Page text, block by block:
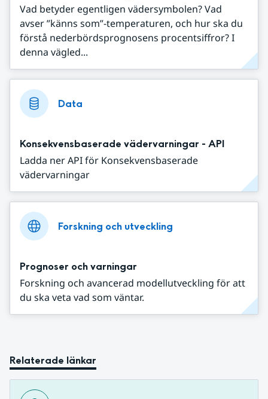
Vad betyder egentligen vädersymbolen? Vad
avser ”känns som”-temperaturen, och hur ska du
förstå nederbördsprognosens procentsiffror? I
denna vägled...
Data
Konsekvensbaserade vädervarningar - API
Ladda ner API för Konsekvensbaserade
vädervarningar
Forskning och utveckling
Prognoser och varningar
Forskning och avancerad modellutveckling för att
du ska veta vad som väntar.
Relaterade länkar